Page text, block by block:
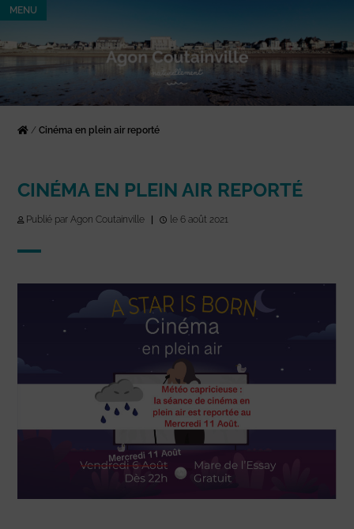
MENU
/Cinéma en plein air reporté
CINÉMA EN PLEIN AIR REPORTÉ
Publié par Agon Coutainville le 6 août 2021